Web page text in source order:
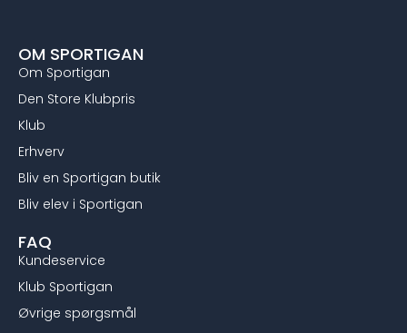
OM SPORTIGAN
Om Sportigan
Den Store Klubpris
Klub
Erhverv
Bliv en Sportigan butik
Bliv elev i Sportigan
FAQ
Kundeservice
Klub Sportigan
Øvrige spørgsmål